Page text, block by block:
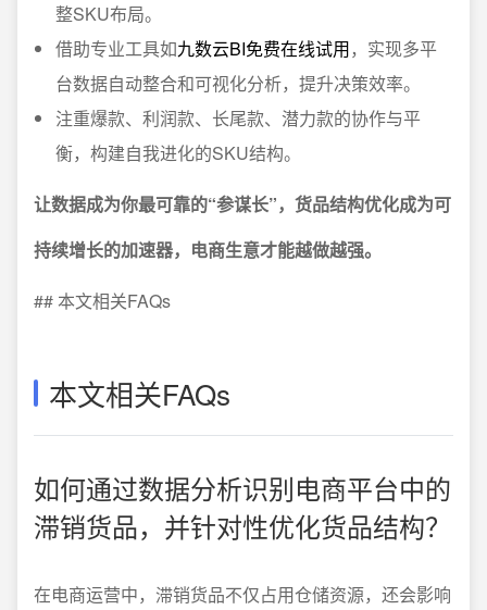
整SKU布局。
借助专业工具如九数云BI免费在线试用，实现多平
台数据自动整合和可视化分析，提升决策效率。
注重爆款、利润款、长尾款、潜力款的协作与平
衡，构建自我进化的SKU结构。
让数据成为你最可靠的“参谋长”，货品结构优化成为可
持续增长的加速器，电商生意才能越做越强。
## 本文相关FAQs
本文相关FAQs
如何通过数据分析识别电商平台中的
滞销货品，并针对性优化货品结构？
在电商运营中，滞销货品不仅占用仓储资源，还会影响